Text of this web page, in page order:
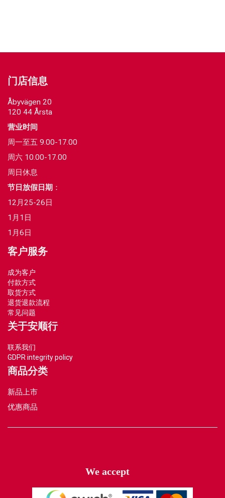
门店信息
Åbyvägen 20
120 44 Årsta
营业时间
周一至五 9.00-17.00
周六 10.00-17.00
周日休息
节日放假日期 ：
12月25-26日
1月1日
1月6日
客户服务
成为客户
付款方式
取货方式
退货退款流程
常见问题
关于安顺行
联系我们
GDPR integrity policy
商品分类
新品上市
优惠商品
We accept